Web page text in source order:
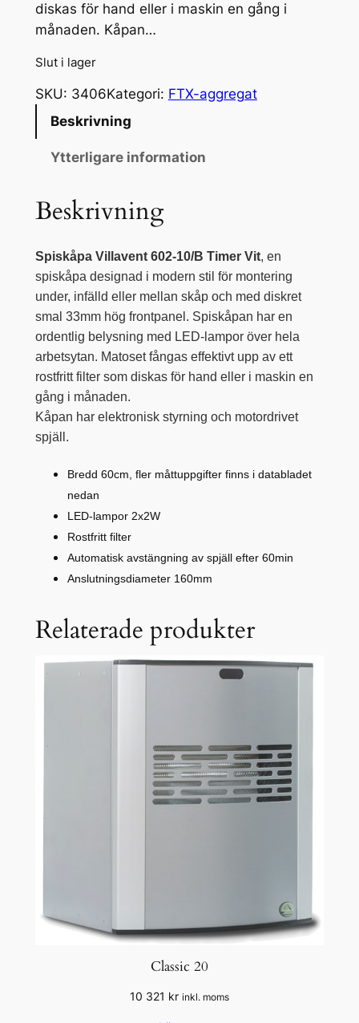
diskas för hand eller i maskin en gång i
månaden. Kåpan…
Slut i lager
SKU: 3406Kategori: FTX-aggregat
Beskrivning
Ytterligare information
Beskrivning
Spiskåpa Villavent 602-10/B Timer Vit, en
spiskåpa designad i modern stil för montering
under, infälld eller mellan skåp och med diskret
smal 33mm hög frontpanel. Spiskåpan har en
ordentlig belysning med LED-lampor över hela
arbetsytan. Matoset fångas effektivt upp av ett
rostfritt filter som diskas för hand eller i maskin en
gång i månaden.
Kåpan har elektronisk styrning och motordrivet
spjäll.
Bredd 60cm, fler måttuppgifter finns i databladet
nedan
LED-lampor 2x2W
Rostfritt filter
Automatisk avstängning av spjäll efter 60min
Anslutningsdiameter 160mm
Relaterade produkter
Classic 20
10 321 kr inkl. moms